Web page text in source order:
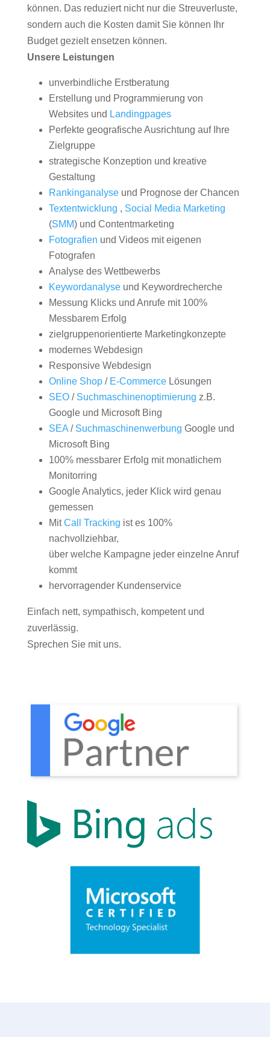
können. Das reduziert nicht nur die Streuverluste,
sondern auch die Kosten damit Sie können Ihr
Budget gezielt ensetzen können.
Unsere Leistungen
unverbindliche Erstberatung
Erstellung und Programmierung von
Websites und Landingpages
Perfekte geografische Ausrichtung auf Ihre
Zielgruppe
strategische Konzeption und kreative
Gestaltung
Rankinganalyseund Prognose der Chancen
Textentwicklung , Social Media Marketing
(SMM) und Contentmarketing
Fotografien und Videos mit eigenen
Fotografen
Analyse des Wettbewerbs
Keywordanalyseund Keywordrecherche
Messung Klicks und Anrufe mit 100%
Messbarem Erfolg
zielgruppenorientierte Marketingkonzepte
modernes Webdesign
Responsive Webdesign
Online Shop/ E-CommerceLösungen
SEO/ Suchmaschinenoptimierung z.B.
Google und Microsoft Bing
SEA/ Suchmaschinenwerbung Google und
Microsoft Bing
100% messbarer Erfolg mit monatlichem
Monitorring
Google Analytics, jeder Klick wird genau
gemessen
MitCall Tracking ist es 100%
nachvollziehbar,
über welche Kampagne jeder einzelne Anruf
kommt
hervorragender Kundenservice
Einfach nett, sympathisch, kompetent und
zuverlässig.
Sprechen Sie mit uns.